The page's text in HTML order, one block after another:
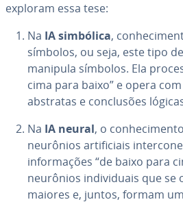
exploram essa tese:
Na IA simbólica,
símbolos, ou seja, este tipo
manipula símbolos. Ela
cima para baixo” e opera
abstratas e con­clu­sões
Na IA neural, o
neurônios ar­ti­fi­ci­ais
in­for­ma­ções “de baixo para
neurônios in­di­vi­du­ais que se
maiores e, juntos, formam